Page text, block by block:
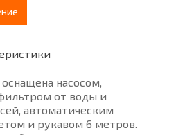
насосом,
от воды и
автоматическим
и рукавом 6 метров.